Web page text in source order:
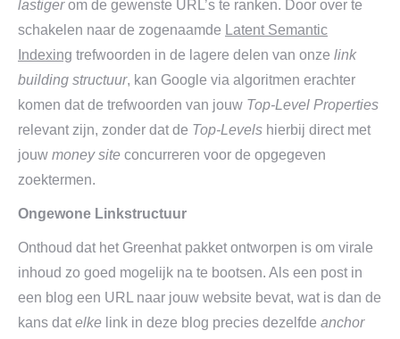
lastigerom de gewenste URL’s te ranken. Door over te
schakelen naar de zogenaamde Latent Semantic
Indexing trefwoorden in de lagere delen van onze link
building structuur, kan Google via algoritmen erachter
komen dat de trefwoorden van jouw Top-Level Properties
relevant zijn, zonder dat de Top-Levels hierbij direct met
jouw money site concurreren voor de opgegeven
zoektermen.
Ongewone Linkstructuur
Onthoud dat het Greenhat pakket ontworpen is om virale
inhoud zo goed mogelijk na te bootsen. Als een post in
een blog een URL naar jouw website bevat, wat is dan de
kans dat elke link in deze blog precies dezelfde anchor